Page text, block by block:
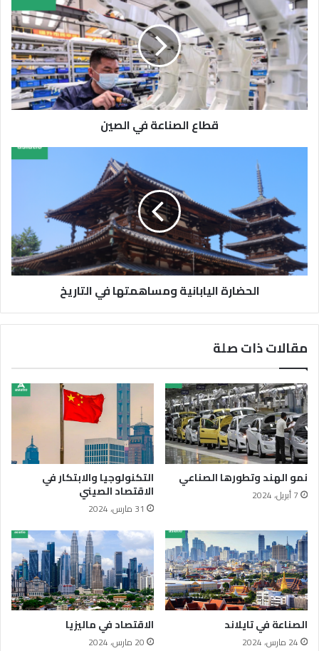
قطاع الصناعة في الصين
الحضارة اليابانية ومساهمتها في التاريخ
مقالات ذات صلة
نمو الهند وتطورها الصناعي
7 أبريل، 2024
التكنولوجيا والابتكار في
الاقتصاد الصيني
31 مارس، 2024
الصناعة في تايلاند
24 مارس، 2024
الاقتصاد في ماليزيا
20 مارس، 2024